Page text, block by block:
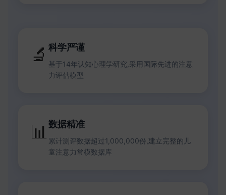
🔬 科学严谨
基于14年认知心理学研究,采用国际先进的注意
力评估模型
📊 数据精准
累计测评数据超过1,000,000份,建立完整的儿
童注意力常模数据库